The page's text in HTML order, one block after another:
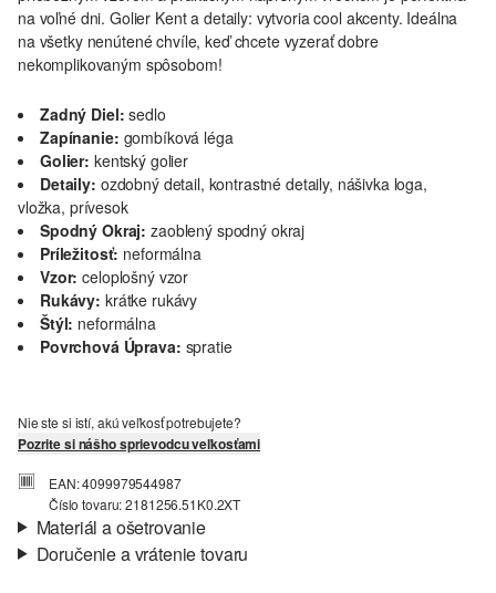
na voľné dni. Golier Kent a detaily: vytvoria cool akcenty. Ideálna
na všetky nenútené chvíle, keď chcete vyzerať dobre
nekomplikovaným spôsobom!
Zadný Diel: sedlo
Zapínanie: gombíková léga
Golier: kentský golier
Detaily: ozdobný detail, kontrastné detaily, nášivka loga,
vložka, prívesok
Spodný Okraj: zaoblený spodný okraj
Príležitosť: neformálna
Vzor: celoplošný vzor
Rukávy: krátke rukávy
Štýl: neformálna
Povrchová Úprava: spratie
Nie ste si istí, akú veľkosť potrebujete?
Pozrite si nášho sprievodcu veľkosťami
EAN: 4099979544987
Číslo tovaru: 2181256.51K0.2XT
Materiál a ošetrovanie
Doručenie a vrátenie tovaru